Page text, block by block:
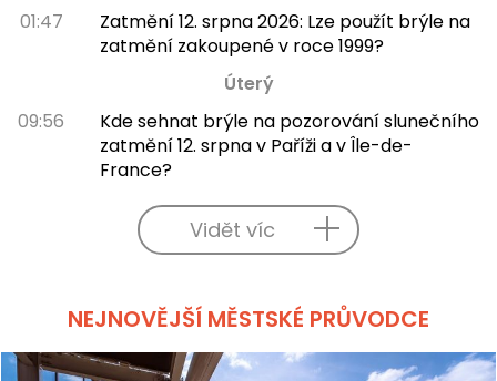
01:47
Zatmění 12. srpna 2026: Lze použít brýle na
zatmění zakoupené v roce 1999?
Úterý
09:56
Kde sehnat brýle na pozorování slunečního
zatmění 12. srpna v Paříži a v Île-de-
France?
Vidět víc
NEJNOVĚJŠÍ MĚSTSKÉ PRŮVODCE